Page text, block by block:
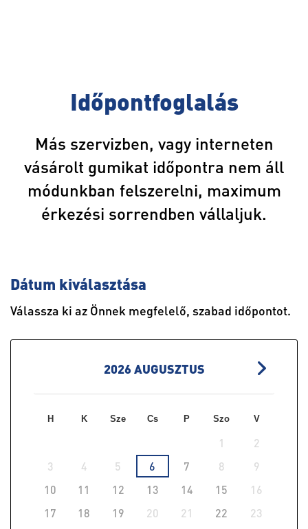
Időpontfoglalás
Más szervizben, vagy interneten
vásárolt gumikat időpontra nem áll
módunkban felszerelni, maximum
érkezési sorrendben vállaljuk.
Dátum kiválasztása
Válassza ki az Önnek megfelelő, szabad időpontot.
2026AUGUSZTUS
H K Sze Cs P Szo V
1
2
3
4 5 6 7 8
9
10
11 12 13 14 15
16
17
18 19 20 21 22
23